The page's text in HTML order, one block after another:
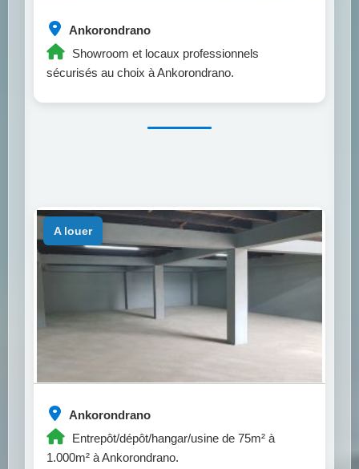
Ankorondrano
Showroom et locaux professionnels
sécurisés au choix à Ankorondrano.
Ankorondrano
Entrepôt/dépôt/hangar/usine de 75m² à
1.000m² à Ankorondrano.
a louer